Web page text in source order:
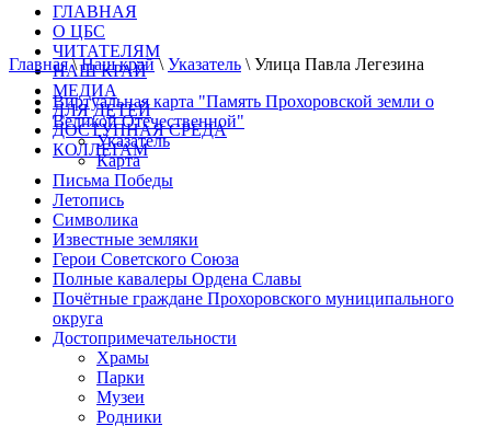
ГЛАВНАЯ
О ЦБС
ЧИТАТЕЛЯМ
НАШ КРАЙ
МЕДИА
ДЛЯ ДЕТЕЙ
ДОСТУПНАЯ СРЕДА
КОЛЛЕГАМ
Главная\Наш край\ Указатель \ Улица Павла Легезина
Виртуальная карта "Память Прохоровской земли о
Великой Отечественной"
Указатель
Карта
Письма Победы
Летопись
Символика
Известные земляки
Герои Советского Союза
Полные кавалеры Ордена Славы
Почётные граждане Прохоровского муниципального
округа
Достопримечательности
Храмы
Парки
Музеи
Родники